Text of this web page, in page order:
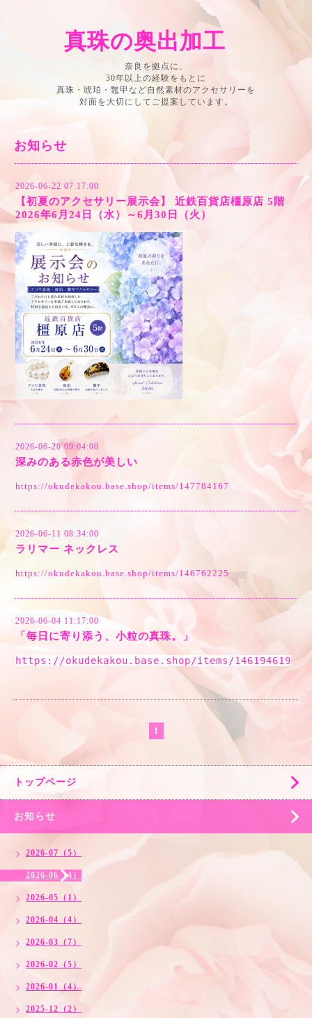
真珠の奥出加工
奈良を拠点に、
30年以上の経験をもとに
真珠・琥珀・鼈甲など自然素材のアクセサリーを
対面を大切にしてご提案しています。
お知らせ
2026-06-22 07:17:00
【初夏のアクセサリー展示会】 近鉄百貨店橿原店 5階
2026年6月24日（水）～6月30日（火）
2026-06-20 09:04:00
深みのある赤色が美しい
https://okudekakou.base.shop/items/147784167
2026-06-11 08:34:00
ラリマー ネックレス
https://okudekakou.base.shop/items/146762225
2026-06-04 11:17:00
「毎日に寄り添う、小粒の真珠。」
https://okudekakou.base.shop/items/146194619
1
トップページ
お知らせ
2026-07（5）
2026-06（4）
2026-05（1）
2026-04（4）
2026-03（7）
2026-02（5）
2026-01（4）
2025-12（2）